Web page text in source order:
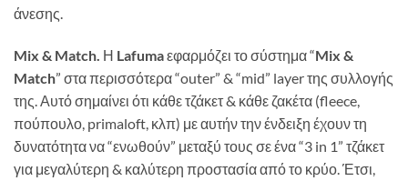
άνεσης.
Mix & Match Η Lafumaεφαρμόζει το σύστημα “Mix &
Match” στα περισσότερα “outer” & “mid” layer της συλλογής
της. Αυτό σημαίνει ότι κάθε τζάκετ & κάθε ζακέτα (fleece,
πούπουλο, primaloft, κλπ) με αυτήν την ένδειξη έχουν τη
δυνατότητα να “ενωθούν” μεταξύ τους σε ένα “3 in 1” τζάκετ
για μεγαλύτερη & καλύτερη προστασία από το κρύο. Έτσι,